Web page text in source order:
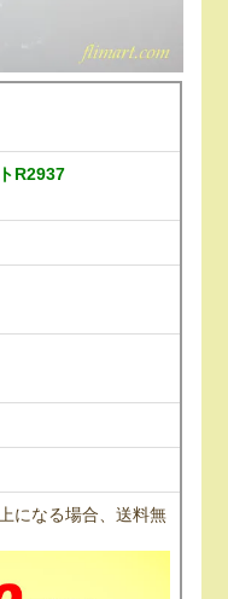
R2937
になる場合、送料無